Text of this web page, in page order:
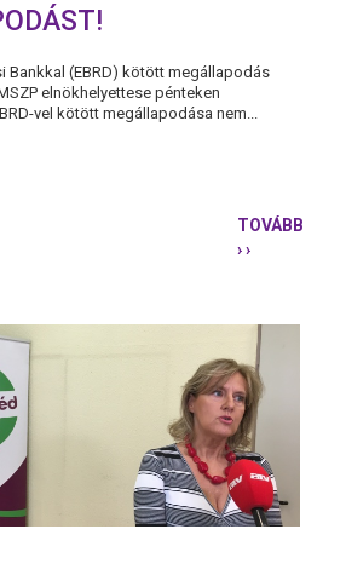
Bankkal (EBRD) kötött megállapodás
elnökhelyettese pénteken
vel kötött megállapodása nem...
TOVÁBB
› ›
KORMÁNY
AZ
EBRD-
VEL
KÖTÖTT